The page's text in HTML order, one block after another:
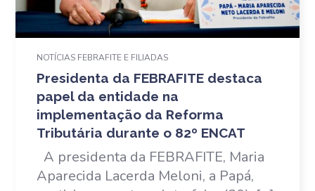
NOTÍCIAS FEBRAFITE E FILIADAS
Presidenta da FEBRAFITE destaca
papel da entidade na
implementação da Reforma
Tributária durante o 82º ENCAT
A presidenta da FEBRAFITE, Maria
Aparecida Lacerda Meloni, a Papá,